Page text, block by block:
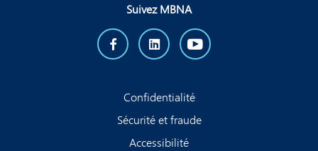
Suivez MBNA
Confidentialité
Sécurité et fraude
Accessibilité